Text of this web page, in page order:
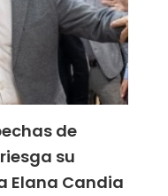
de
su
Elana Candia